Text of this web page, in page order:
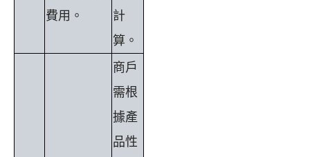
費用。
計
算。
商戶
需根
據產
品性